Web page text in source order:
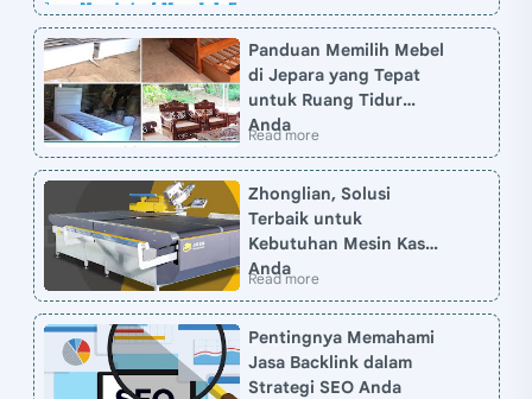
Panduan Memilih Mebel
di Jepara yang Tepat
untuk Ruang Tidur
Anda
Zhonglian, Solusi
Terbaik untuk
Kebutuhan Mesin Kasur
Anda
Pentingnya Memahami
Jasa Backlink dalam
Strategi SEO Anda